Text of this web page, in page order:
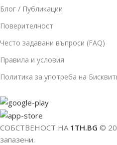
Блог / Публикации
Поверителност
Често задавани въпроси (FAQ)
Правила и условия
Политика за употреба на
СОБСТВЕНОСТ НА 1TH.BG ©
запазени.